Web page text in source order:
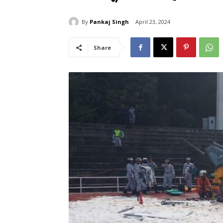
By Pankaj Singh April 23, 2024
Share